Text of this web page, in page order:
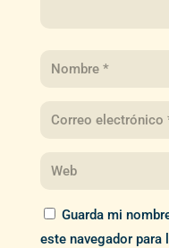
Guarda mi
este navegador para